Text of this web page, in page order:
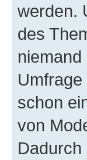
werden.
des
schon
von